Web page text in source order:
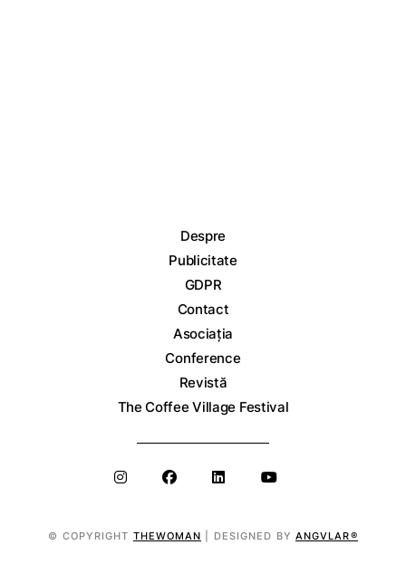
Despre
Publicitate
GDPR
Contact
Asociația
Conference
Revistă
The Coffee Village Festival
© COPYRIGHT THEWOMAN | DESIGNED BY ANGVLAR®